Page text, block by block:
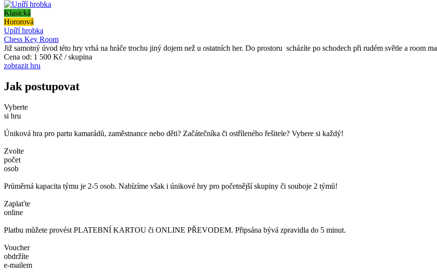
Klasická
Hororová
Upíří hrobka
Chess Key Room
Již samotný úvod této hry vrhá na hráče trochu jiný dojem než u ostatních her. Do prostoru scházíte po schodech při rudém světle a room
Cena od: 1 500 Kč / skupina
zobrazit hru
Jak postupovat
Vyberte
si hru
Úniková hra pro partu kamarádů, zaměstnance nebo děti? Začátečníka či ostříleného řešitele? Vybere si každý!
Zvolte
počet
osob
Průměrná kapacita týmu je 2-5 osob. Nabízíme však i únikové hry pro početnější skupiny či souboje 2 týmů!
Zaplaťte
online
Platbu můžete provést PLATEBNÍ KARTOU či ONLINE PŘEVODEM. Připsána bývá zpravidla do 5 minut.
Voucher
obdržíte
e-mailem